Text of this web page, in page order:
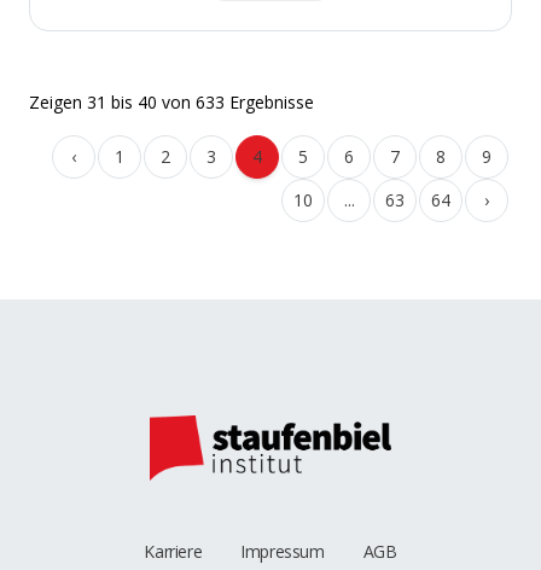
Zeigen 31 bis 40 von 633 Ergebnisse
‹ 1 2 3 4 5 6 7 8
9
10
... 63 64 ›
Karriere Impressum AGB